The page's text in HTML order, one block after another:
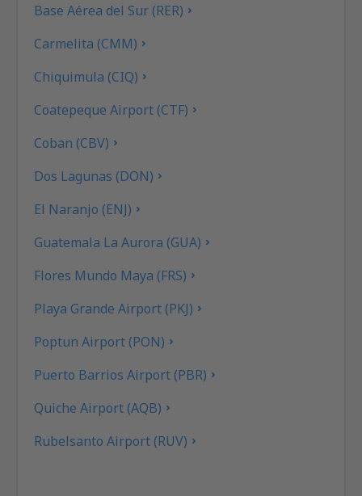
Base Aérea del Sur (RER)
Carmelita (CMM)
Chiquimula (CIQ)
Coatepeque Airport (CTF)
Coban (CBV)
Dos Lagunas (DON)
El Naranjo (ENJ)
Guatemala La Aurora (GUA)
Flores Mundo Maya (FRS)
Playa Grande Airport (PKJ)
Poptun Airport (PON)
Puerto Barrios Airport (PBR)
Quiche Airport (AQB)
Rubelsanto Airport (RUV)